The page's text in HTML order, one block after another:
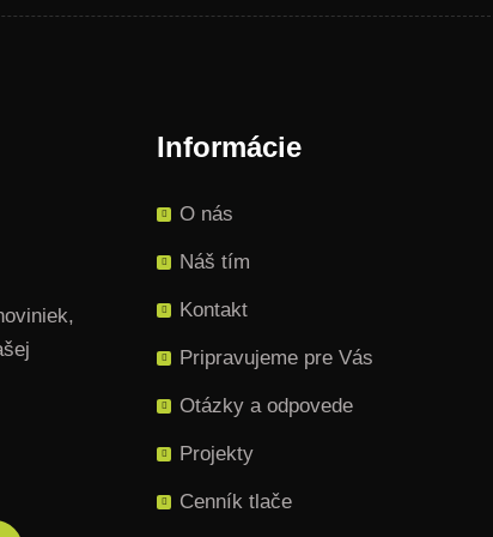
Informácie
O nás
Náš tím
Kontakt
Pripravujeme pre Vás
Otázky a odpovede
Projekty
Cenník tlače